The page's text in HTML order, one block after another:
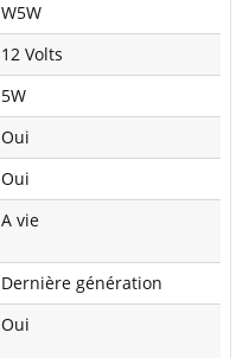
W5W
12 Volts
5W
Oui
Oui
A vie
Dernière génération
Oui